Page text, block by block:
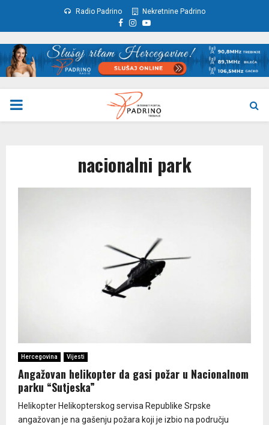
Radio Padrino Nekretnine Padrino
Facebook
Instagram
Youtube
PRIMARY
nacionalni park
Hercegovina Vijesti
Angažovan helikopter da gasi požar u Nacionalnom
parku “Sutjeska”
Helikopter Helikopterskog servisa Republike Srpske
angažovan je na gašenju požara koji je izbio na području